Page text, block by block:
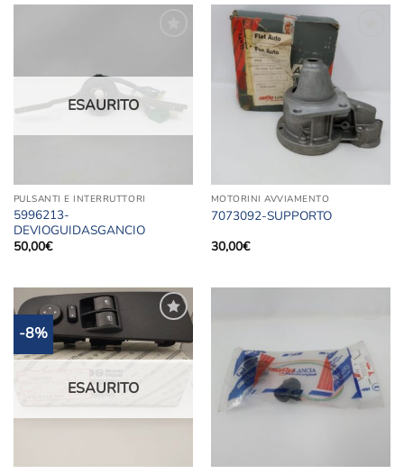
55,00€.25,00€.
dei
desideri
ESAURITO
PULSANTI E INTERRUTTORI
5996213-
DEVIOGUIDASGANCIO
50,00€
desideri
MOTORINI AVVIAMENTO
7073092-SUPPORTO
30,00€
-8%
alla lista
dei
ESAURITO
alla lista
dei
desideri